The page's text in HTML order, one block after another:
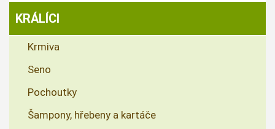
KRÁLÍCI
Krmiva
Seno
Pochoutky
Šampony, hřebeny a kartáče